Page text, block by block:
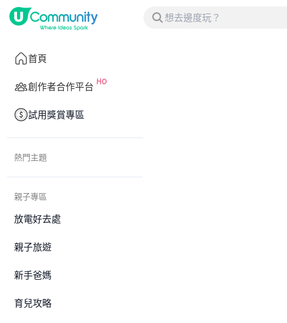
首頁
創作者合作平台
試用獎賞專區
熱門主題
親子專區
放電好去處
親子旅遊
新手爸媽
育兒攻略